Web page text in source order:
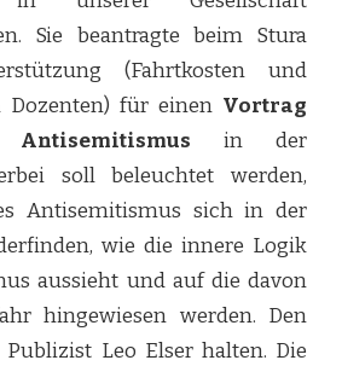
Sie beantragte beim Stura
(Fahrtkosten und
für einen Vortrag
in der
soll beleuchtet werden,
Antisemitismus sich in der
wie die innere Logik
aussieht und auf die davon
hingewiesen werden. Den
Leo Elser halten. Die